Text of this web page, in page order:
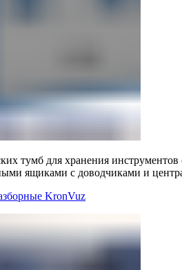
тумб для хранения
ящиками с доводчиками и
KronVuz